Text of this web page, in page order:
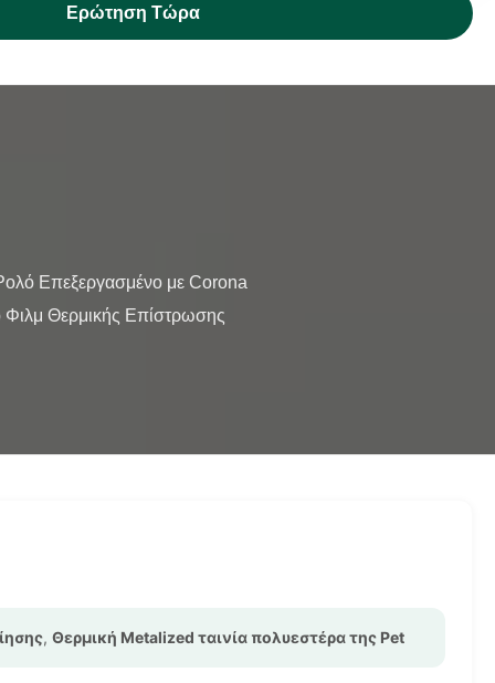
Ερώτηση Τώρα
Θερμικής Επίστρωσης
, Θερμική Metalized ταινία πολυεστέρα της Pet